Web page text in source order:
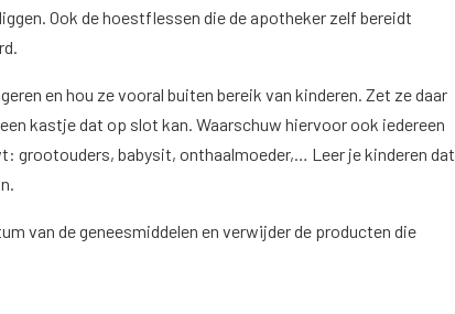
Ook de hoestflessen die de apotheker zelf bereidt
en hou ze vooral buiten bereik van kinderen. Zet ze daar
kastje dat op slot kan. Waarschuw hiervoor ook iedereen
grootouders, babysit, onthaalmoeder,… Leer je kinderen dat
van de geneesmiddelen en verwijder de producten die